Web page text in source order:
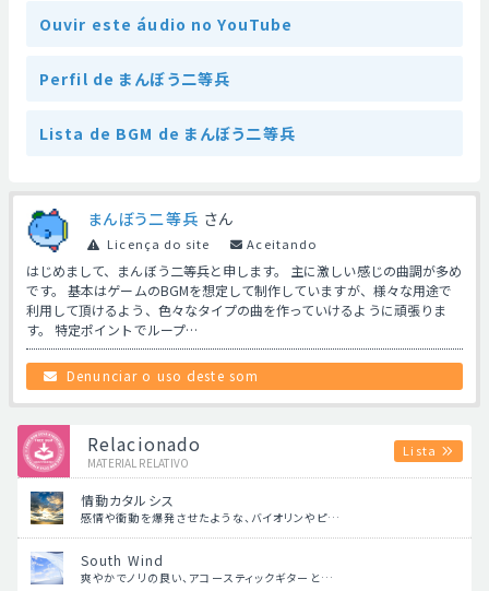
Ouvir este áudio no YouTube
Perfil de まんぼう二等兵
Lista de BGM de まんぼう二等兵
まんぼう二等兵 さん
Licença do site Aceitando
はじめまして、まんぼう二等兵と申します。 主に激しい感じの曲調が多め
です。 基本はゲームのBGMを想定して制作していますが、様々な用途で
利用して頂けるよう、色々なタイプの曲を作っていけるように頑張りま
す。 特定ポイントでループ…
Denunciar o uso deste som
Relacionado
MATERIAL RELATIVO
Lista
情動カタルシス
感情や衝動を爆発させたような、バイオリンやピ…
South Wind
爽やかでノリの良い、アコースティックギターと…